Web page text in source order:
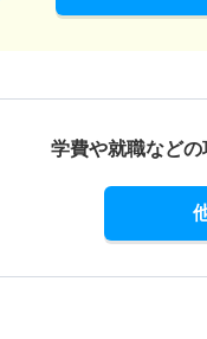
学費や就職などの